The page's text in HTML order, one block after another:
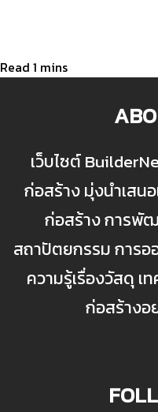
เว็บไซต์
ก่อสร้าง มุ่งนำเสน
ก่อสร้าง การพั
สถาปัตยกรรม การ
ความรู้เรื่องวัสดุ เ
ก่อสร้างอ